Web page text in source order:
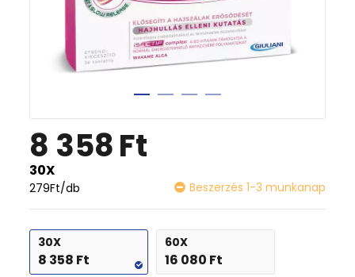
8 358Ft
30X
279Ft/db Beszerzés 1-3 munkanap
30X
8 358 Ft
60X
16 080 Ft